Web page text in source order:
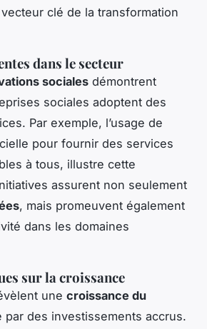
clé de la transformation
dans le secteur
sociales démontrent
sociales adoptent des
Par exemple, l’usage de
pour fournir des services
à tous, illustre cette
assurent non seulement
, mais promeuvent également
dans les domaines
sur la croissance
une croissance du
par des investissements accrus.